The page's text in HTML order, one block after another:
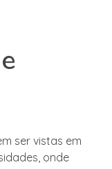
ser vistas em
onde